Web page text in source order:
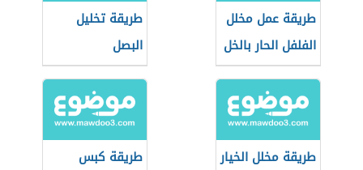
طريقة عمل مخلل
الفلفل الحار بالخل
طريقة تخليل
البصل
طريقة مخلل الخيار
طريقة كبس